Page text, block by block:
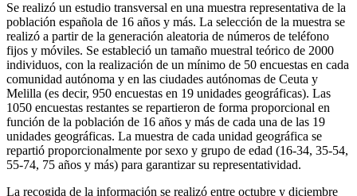
Se realizó un estudio transversal en una muestra representativa de la
población española de 16 años y más. La selección de la muestra se
realizó a partir de la generación aleatoria de números de teléfono
fijos y móviles. Se estableció un tamaño muestral teórico de 2000
individuos, con la realización de un mínimo de 50 encuestas en cada
comunidad autónoma y en las ciudades autónomas de Ceuta y
Melilla (es decir, 950 encuestas en 19 unidades geográficas). Las
1050 encuestas restantes se repartieron de forma proporcional en
función de la población de 16 años y más de cada una de las 19
unidades geográficas. La muestra de cada unidad geográfica se
repartió proporcionalmente por sexo y grupo de edad (16-34, 35-54,
55-74, 75 años y más) para garantizar su representatividad.
La recogida de la información se realizó entre octubre y diciembre